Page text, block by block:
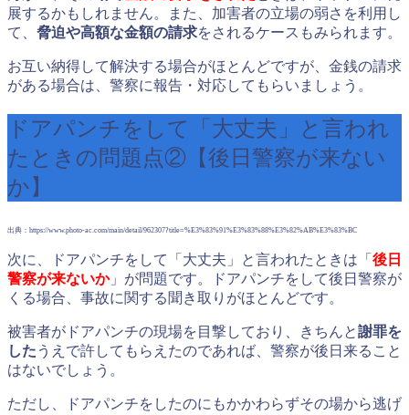
展するかもしれません。また、加害者の立場の弱さを利用し
て、 脅迫や高額な金額の請求をされるケースもみられます。
お互い納得して解決する場合がほとんどですが、金銭の請求
がある場合は、警察に報告・対応してもらいましょう。
ドアパンチをして「大丈夫」と言われ
たときの問題点②【後日警察が来ない
か】
出典：https://www.photo-ac.com/main/detail/962307?title=%E3%83%91%E3%83%88%E3%82%AB%E3%83%BC
次に、ドアパンチをして「大丈夫」と言われたときは「 後日
警察が来ないか」が問題です。ドアパンチをして後日警察が
くる場合、事故に関する聞き取りがほとんどです。
被害者がドアパンチの現場を目撃しており、きちんと謝罪を
した うえで許してもらえたのであれば、警察が後日来ること
はないでしょう。
ただし、ドアパンチをしたのにもかかわらずその場から逃げ